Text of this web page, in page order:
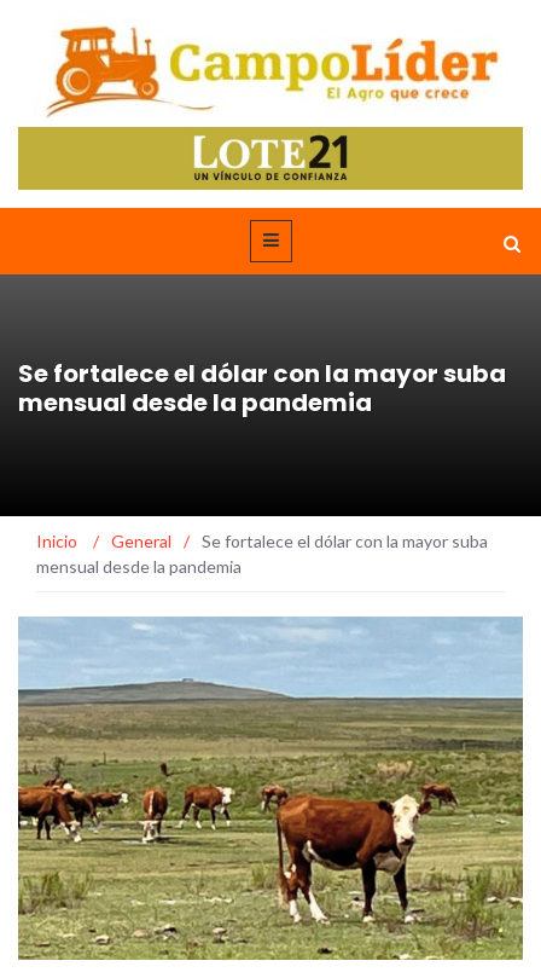
Se fortalece el dólar con la mayor suba
mensual desde la pandemia
Inicio / General / Se fortalece el dólar con la mayor suba
mensual desde la pandemia